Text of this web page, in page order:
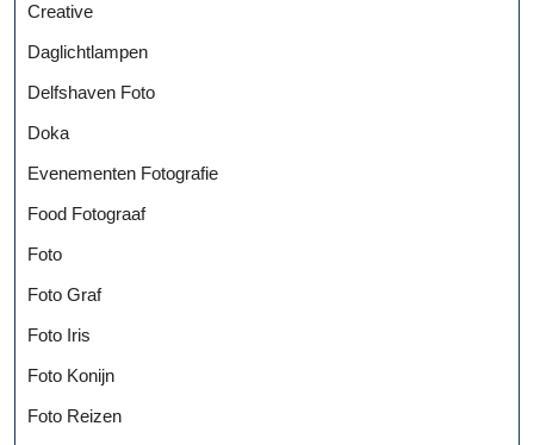
Creative
Daglichtlampen
Delfshaven Foto
Doka
Evenementen Fotografie
Food Fotograaf
Foto
Foto Graf
Foto Iris
Foto Konijn
Foto Reizen